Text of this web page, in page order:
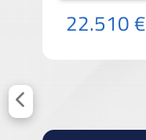
22.510 €